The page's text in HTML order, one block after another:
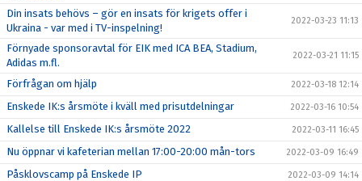
Din insats behövs – gör en insats för krigets offer i
Ukraina - var med i TV-inspelning!
2022-03-23 11:13
Förnyade sponsoravtal för EIK med ICA BEA, Stadium,
Adidas m.fl.
2022-03-21 11:15
Förfrågan om hjälp 2022-03-18 12:14
Enskede IK:s årsmöte i kväll med prisutdelningar 2022-03-16 10:54
Kallelse till Enskede IK:s årsmöte 2022 2022-03-11 16:45
Nu öppnar vi kafeterian mellan 17:00-20:00 mån-tors 2022-03-09 16:49
Påsklovscamp på Enskede IP 2022-03-09 14:14